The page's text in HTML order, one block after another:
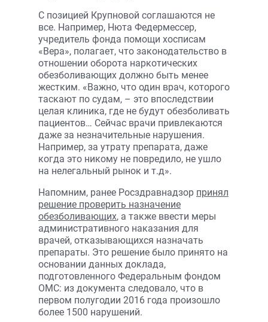
С позицией Крупновой соглашаются не
все. Например, Нюта Федермессер,
учредитель фонда помощи хосписам
«Вера», полагает, что законодательство в
отношении оборота наркотических
обезболивающих должно быть менее
жестким. «Важно, что один врач, которого
таскают по судам, – это впоследствии
целая клиника, где не будут обезболивать
пациентов… Сейчас врачи привлекаются
даже за незначительные нарушения.
Например, за утрату препарата, даже
когда это никому не повредило, не ушло
на нелегальный рынок и т.д».
Напомним, ранее Росздравнадзор принял
решение проверить назначение
обезболивающих, а также ввести меры
административного наказания для
врачей, отказывающихся назначать
препараты. Это решение было принято на
основании данных доклада,
подготовленного Федеральным фондом
ОМС: из документа следовало, что в
первом полугодии 2016 года произошло
более 1500 нарушений.